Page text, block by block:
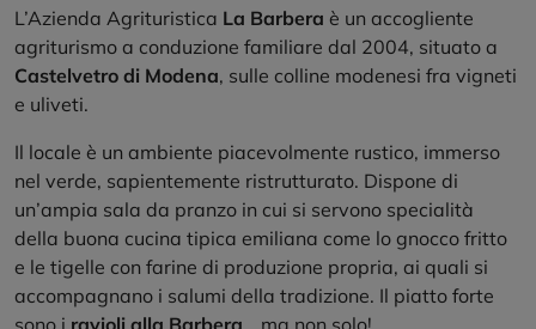
L’Azienda Agrituristica La Barbera è un accogliente
agriturismo a conduzione familiare dal 2004, situato a
Castelvetro di Modena, sulle colline modenesi fra vigneti
e uliveti.
Il locale è un ambiente piacevolmente rustico, immerso
nel verde, sapientemente ristrutturato. Dispone di
un’ampia sala da pranzo in cui si servono specialità
della buona cucina tipica emiliana come lo gnocco fritto
e le tigelle con farine di produzione propria, ai quali si
accompagnano i salumi della tradizione. Il piatto forte
sono i ravioli alla Barbera … ma non solo!